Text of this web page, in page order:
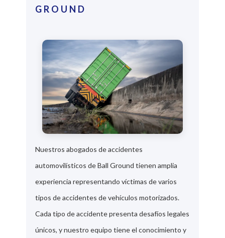
GROUND
Nuestros abogados de accidentes
automovilísticos de Ball Ground tienen amplia
experiencia representando víctimas de varios
tipos de accidentes de vehículos motorizados.
Cada tipo de accidente presenta desafíos legales
únicos, y nuestro equipo tiene el conocimiento y